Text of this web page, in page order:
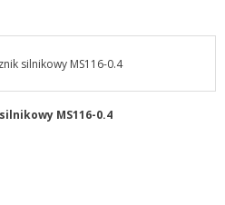
MS116-0.4